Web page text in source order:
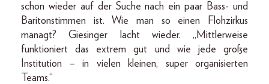
schon wieder auf der Suche nach ein paar Bass- und
Baritonstimmen ist. Wie man so einen Flohzirkus
managt? Giesinger lacht wieder. „Mittlerweise
funktioniert das extrem gut und wie jede große
Institution – in vielen kleinen, super organisierten
Teams.“